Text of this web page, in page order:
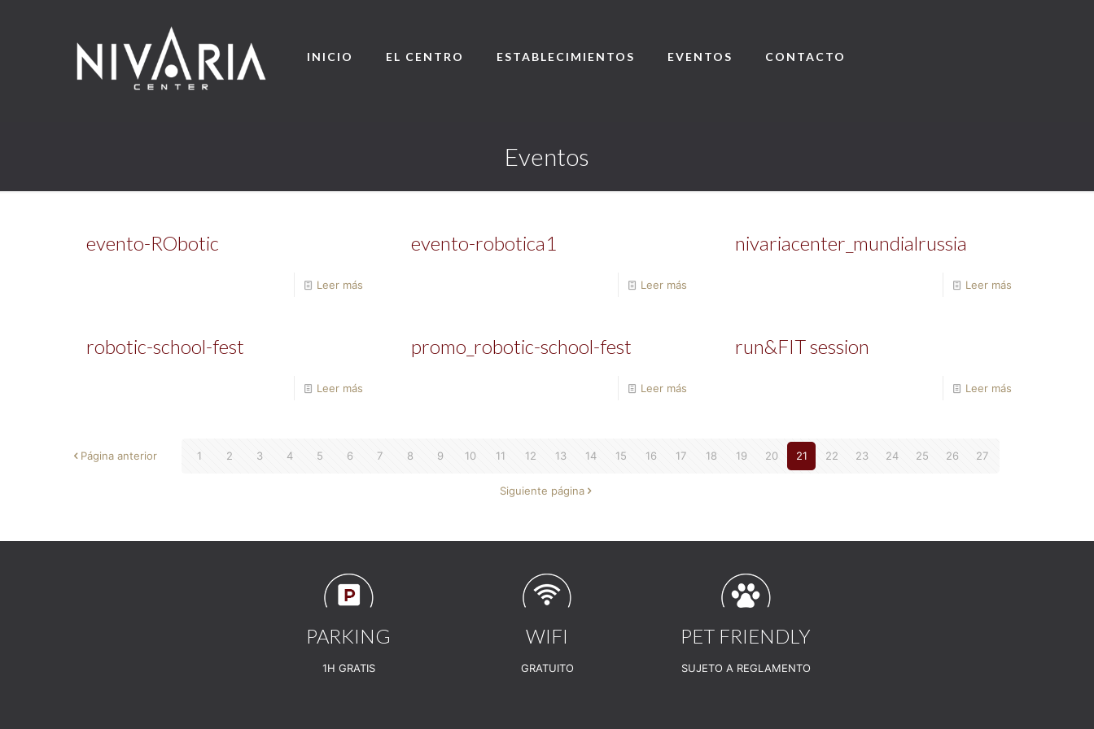
INICIO EL CENTRO ESTABLECIMIENTOS EVENTOS CONTACTO
Eventos
evento-RObotic
Leer más
evento-robotica1
Leer más
nivariacenter_mundialrussia
Leer más
robotic-school-fest
Leer más
promo_robotic-school-fest
Leer más
run&FIT session
Leer más
Página anterior 1 2 3 4 5 6 7 8 9 10 11 12 13 14 15 16 17 18 19 20 21 22 23 24 25 26 27
Siguiente página
PARKING
1H GRATIS
WIFI
GRATUITO
PET FRIENDLY
SUJETO A REGLAMENTO